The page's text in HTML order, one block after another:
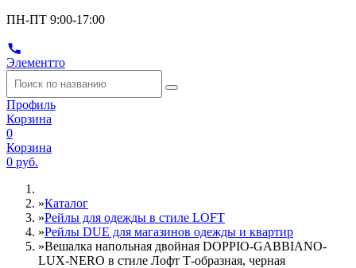
ПН-ПТ 9:00-17:00
Элементто
Профиль
Корзина
0
Корзина
0 руб.
»Каталог
»Рейлы для одежды в стиле LOFT
»Рейлы DUE для магазинов одежды и квартир
»Вешалка напольная двойная DOPPIO-GABBIANO-
LUX-NERO в стиле Лофт Т-образная, черная